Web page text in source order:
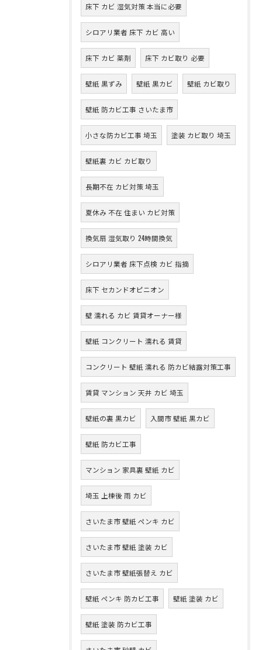
床下 カビ 湿気対策 本当に必要
シロアリ業者 床下 カビ 高い
床下 カビ 薬剤 床下 カビ取り 必要
壁紙 黒ずみ 壁紙 黒カビ 壁紙 カビ取り
壁紙 防カビ工事 さいたま市
小さな防カビ工事 埼玉 塗装 カビ取り 埼玉
壁紙裏 カビ カビ取り
長期不在 カビ対策 埼玉
夏休み 不在 住まい カビ対策
換気扇 湿気取り 24時間換気
シロアリ業者 床下点検 カビ 指摘
床下 セカンドオピニオン
壁 濡れる カビ 賃貸オーナー様
壁紙 コンクリート 濡れる 賃貸
コンクリート 壁紙 濡れる 防カビ結露対策工事
賃貸 マンション 天井 カビ 埼玉
壁紙の裏 黒カビ 入間市 壁紙 黒カビ
壁紙 防カビ工事
マンション 家具裏 壁紙 カビ
埼玉 上棟後 雨 カビ
さいたま市 壁紙 ペンキ カビ
さいたま市 壁紙 塗装 カビ
さいたま市 壁紙張替え カビ
壁紙 ペンキ 防カビ工事 壁紙 塗装 カビ
壁紙 塗装 防カビ工事